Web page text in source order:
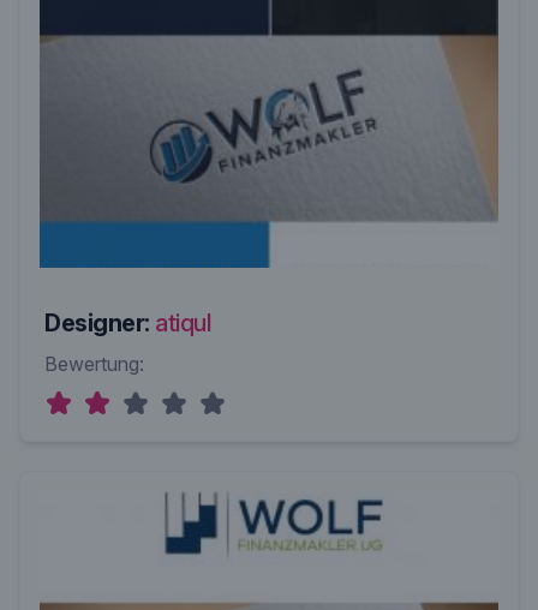
Designer: atiqul
Bewertung: